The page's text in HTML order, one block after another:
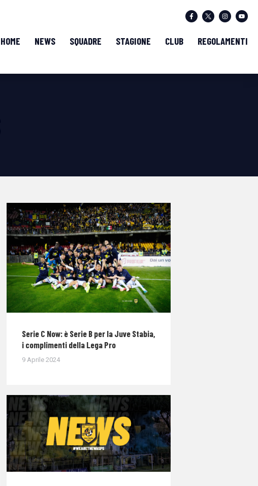
HOME NEWS SQUADRE STAGIONE CLUB REGOLAMENTI
Serie C Now: è Serie B per la Juve Stabia,
i complimenti della Lega Pro
9 Aprile 2024